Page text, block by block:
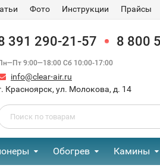
Фото Инструкции Прайсы
391 290-21-57 8 800
9:00—18:00 Сб 10:00-17:00
info@clear-air.ru
Красноярск, ул. Молокова, д. 14
Обогрев Камины